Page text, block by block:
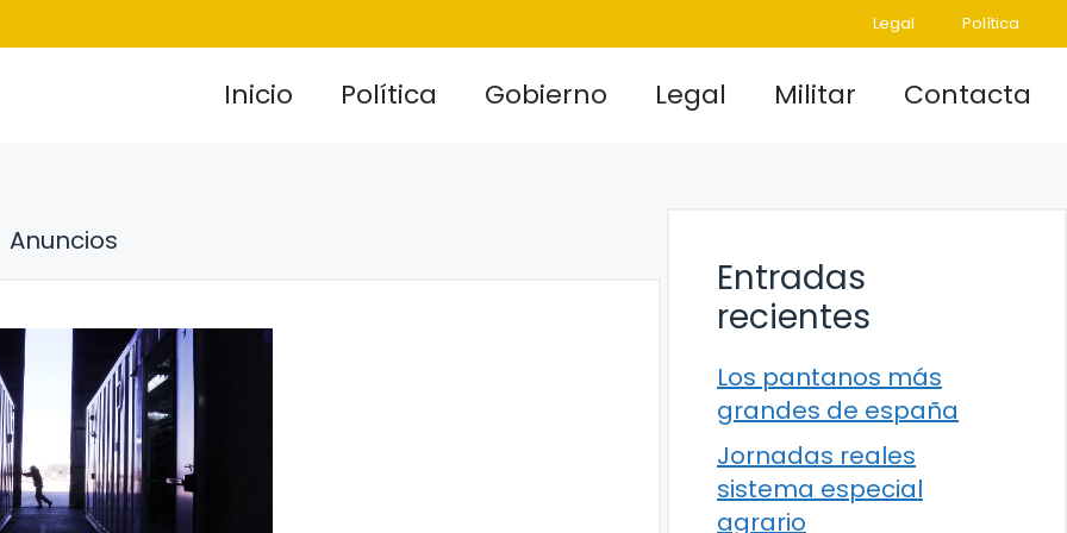
Legal Política
Inicio Política Gobierno Legal Militar Contacta
Anuncios
Entradas
recientes
Los pantanos más
grandes de españa
Jornadas reales
sistema especial
agrario